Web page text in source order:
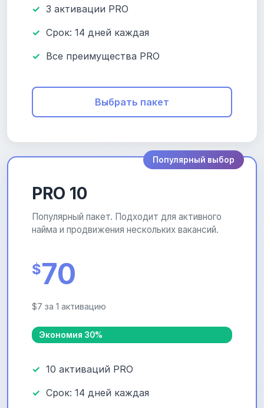
3 активации PRO
Срок: 14 дней каждая
Все преимущества PRO
Выбрать пакет
Популярный выбор
PRO 10
Популярный пакет. Подходит для активного
найма и продвижения нескольких вакансий.
$70
$7 за 1 активацию
Экономия 30%
10 активаций PRO
Срок: 14 дней каждая